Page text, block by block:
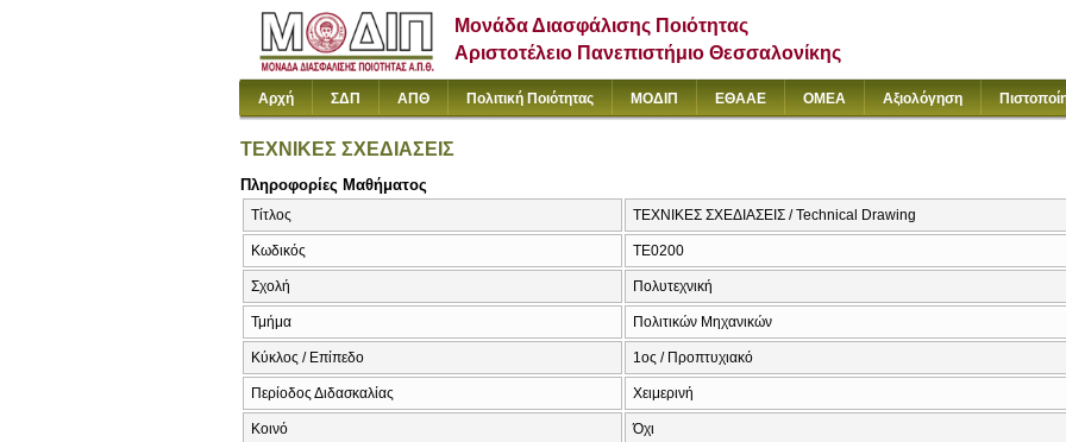
Μονάδα Διασφάλισης Ποιότητας
Αριστοτέλειο Πανεπιστήμιο Θεσσαλονίκης
Αρχή ΣΔΠ ΑΠΘ Πολιτική Ποιότητας ΜΟΔΙΠ ΕΘΑΑΕ ΟΜΕΑ Αξιολόγηση
ΤΕΧΝΙΚΕΣ ΣΧΕΔΙΑΣΕΙΣ
Πληροφορίες Μαθήματος
Τίτλος ΤΕΧΝΙΚΕΣ ΣΧΕΔΙΑΣΕΙΣ / Technical Drawing
Κωδικός ΤΕ0200
Σχολή Πολυτεχνική
Τμήμα Πολιτικών Μηχανικών
Κύκλος / Επίπεδο 1ος / Προπτυχιακό
Περίοδος Διδασκαλίας Χειμερινή
Κοινό Όχι